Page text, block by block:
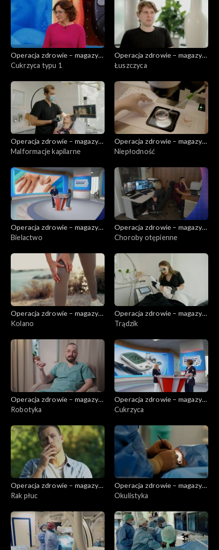
Operacja zdrowie – magazyn
medyczny
Cukrzyca typu 1
Operacja zdrowie – magazyn
medyczny
Łuszczyca
Operacja zdrowie – magazyn
medyczny
Malformacje kapilarne
Operacja zdrowie – magazyn
medyczny
Niepłodność
Operacja zdrowie – magazyn
medyczny
Bielactwo
Operacja zdrowie – magazyn
medyczny
Choroby otępienne
Operacja zdrowie – magazyn
medyczny
Kolano
Operacja zdrowie – magazyn
medyczny
Trądzik
Operacja zdrowie – magazyn
medyczny
Robotyka
Operacja zdrowie – magazyn
medyczny
Cukrzyca
Operacja zdrowie – magazyn
medyczny
Rak płuc
Operacja zdrowie – magazyn
medyczny
Okulistyka